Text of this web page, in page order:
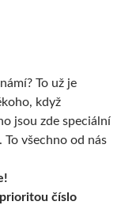
To už je
když
jsou zde speciální
všechno od nás
číslo